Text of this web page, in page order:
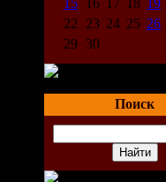
15
16 17 18 19
22
23 24 25 26
29 30
Поиск